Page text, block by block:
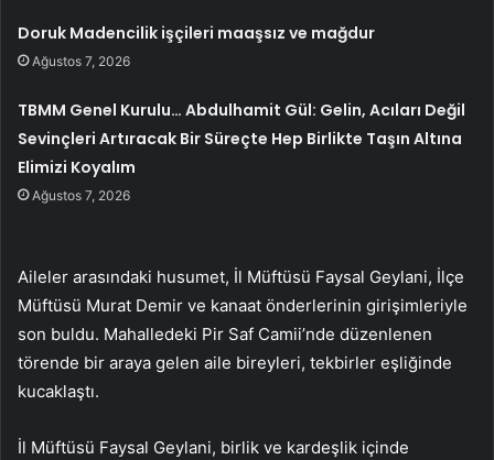
Doruk Madencilik işçileri maaşsız ve mağdur
Ağustos 7, 2026
TBMM Genel Kurulu… Abdulhamit Gül: Gelin, Acıları Değil
Sevinçleri Artıracak Bir Süreçte Hep Birlikte Taşın Altına
Elimizi Koyalım
Ağustos 7, 2026
Aileler arasındaki husumet, İl Müftüsü Faysal Geylani, İlçe
Müftüsü Murat Demir ve kanaat önderlerinin girişimleriyle
son buldu. Mahalledeki Pir Saf Camii’nde düzenlenen
törende bir araya gelen aile bireyleri, tekbirler eşliğinde
kucaklaştı.
İl Müftüsü Faysal Geylani, birlik ve kardeşlik içinde